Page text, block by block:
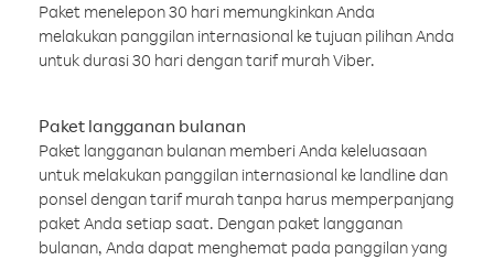
Paket menelepon 30 hari memungkinkan Anda
melakukan panggilan internasional ke tujuan pilihan Anda
untuk durasi 30 hari dengan tarif murah Viber.
Paket langganan bulanan
Paket langganan bulanan memberi Anda keleluasaan
untuk melakukan panggilan internasional ke landline dan
ponsel dengan tarif murah tanpa harus memperpanjang
paket Anda setiap saat. Dengan paket langganan
bulanan, Anda dapat menghemat pada panggilan yang